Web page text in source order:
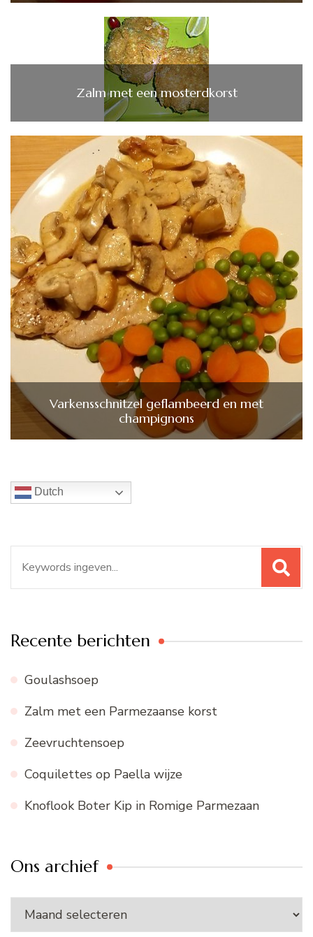
Zalm met een mosterdkorst
Varkensschnitzel geflambeerd en met
champignons
Dutch
naar:
Recente berichten
Goulashsoep
Zalm met een Parmezaanse korst
Zeevruchtensoep
Coquilettes op Paella wijze
Knoflook Boter Kip in Romige Parmezaan
Ons archief
Ons
archief